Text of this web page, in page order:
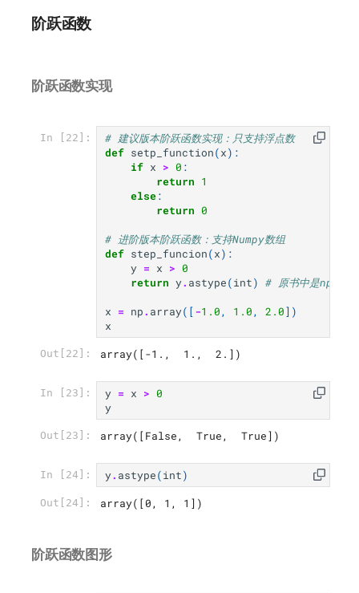
阶跃函数
阶跃函数实现
In [22]:
# 建议版本阶跃函数实现：只支持浮点数
def setp_function(x):
if x > 0 :
return 1
else:
return 0
# 进阶版本阶跃函数：支持Numpy数组
def step_funcion(x):
y = x > 0
return y. astype(int) # 原书中是np.int
x = np. array([-1.0, 1.0, 2.0])
x
Out[22]: array([-1.,  1.,  2.])
In [23]: y = x > 0
y
Out[23]: array([False,  True,  True])
In [24]: y. astype(int)
Out[24]: array([0, 1, 1])
阶跃函数图形